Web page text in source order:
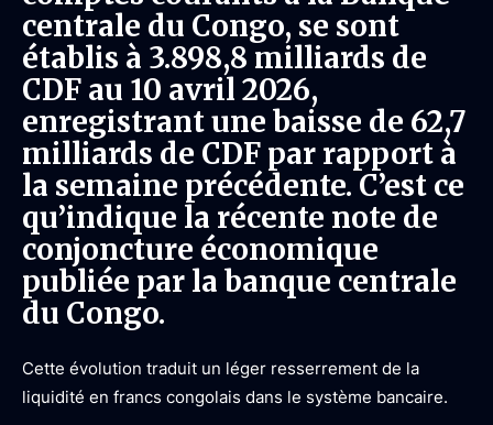
centrale du Congo, se sont
établis à 3.898,8 milliards de
CDF au 10 avril 2026,
enregistrant une baisse de 62,7
milliards de CDF par rapport à
la semaine précédente. C’est ce
qu’indique la récente note de
conjoncture économique
publiée par la banque centrale
du Congo.
Cette évolution traduit un léger resserrement de la
liquidité en francs congolais dans le système bancaire.